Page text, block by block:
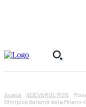
Acasă ADEVARUL RSS
Olimpice de Iarnă de la